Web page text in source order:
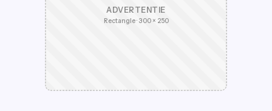
ADVERTENTIE
Rectangle · 300 × 250